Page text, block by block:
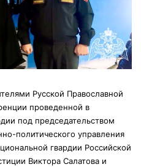
Русской Православной
проведенной в
под председательством
политического управления
гвардии Российской
Виктора Салатова и